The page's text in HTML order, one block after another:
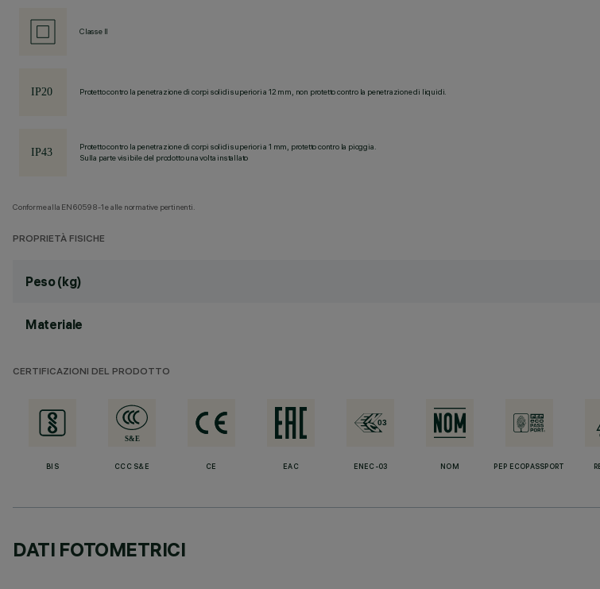
Classe II
Protetto contro la penetrazione di corpi solidi superiori a 12 mm, non protetto contro la penetrazione di liquidi.
Protetto contro la penetrazione di corpi solidi superiori a 1 mm, protetto contro la pioggia.
Sulla parte visibile del prodotto una volta installato
Conforme alla EN60598-1 e alle normative pertinenti.
PROPRIETÀ FISICHE
Peso (kg)
Materiale
CERTIFICAZIONI DEL PRODOTTO
BIS CCC S&E CE EAC ENEC-03 NOM PEP ECOPASSPORT
DATI FOTOMETRICI